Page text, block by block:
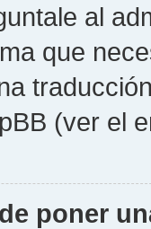
al
que
(ver el
poner